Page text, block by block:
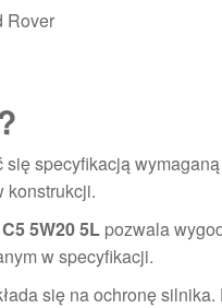
Rover
specyfikacją
konstrukcji.
5W20 5L pozwala
w specyfikacji.
się na ochronę